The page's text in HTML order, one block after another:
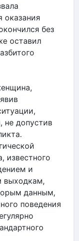
оказания
без
оставил
не допустив
известного
и
выходкам,
данным,
поведения